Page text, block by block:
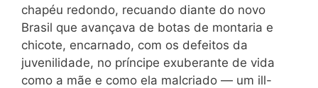
chapéu redondo, recuando diante do novo
Brasil que avançava de botas de montaria e
chicote, encarnado, com os defeitos da
juvenilidade, no príncipe exuberante de vida
como a mãe e como ela malcriado — um ill-